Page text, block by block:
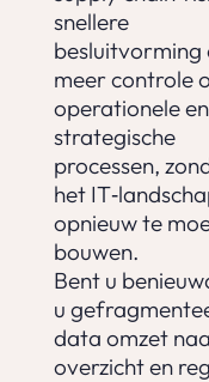
snellere
besluitvorming
meer controle
operationele en
strategische
processen,
het
opnieuw te
bouwen.
Bent u
u
data omzet
overzicht en